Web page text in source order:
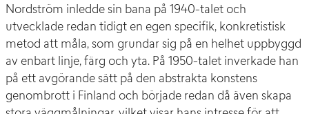
Nordström inledde sin bana på 1940-talet och
utvecklade redan tidigt en egen specifik, konkretistisk
metod att måla, som grundar sig på en helhet uppbyggd
av enbart linje, färg och yta. På 1950-talet inverkade han
på ett avgörande sätt på den abstrakta konstens
genombrott i Finland och började redan då även skapa